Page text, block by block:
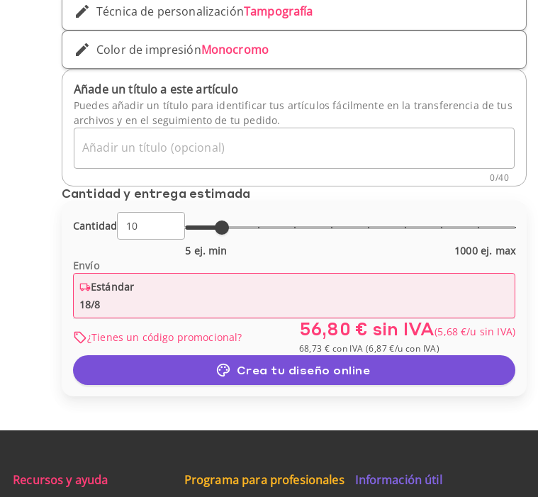
Técnica de personalizaciónTampografía
Color de impresiónMonocromo
Añade un título a este artículo
Puedes añadir un título para identificar tus artículos fácilmente en la transferencia de tus
archivos y en el seguimiento de tu pedido.
Añadir un título (opcional)
0/40
Cantidad y entrega estimada
Cantidad
5 ej. min
1000 ej. max
Envío
Estándar
18/8
¿Tienes un código promocional? 56,80 € sin IVA(5,68 €/u sin IVA)
68,73 € con IVA (6,87 €/ucon IVA)
Crea tu diseño online
Recursos y ayuda Programa para profesionales Información útil